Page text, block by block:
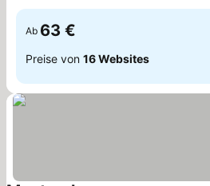
Ab 63 €
Preise von 16 Websites